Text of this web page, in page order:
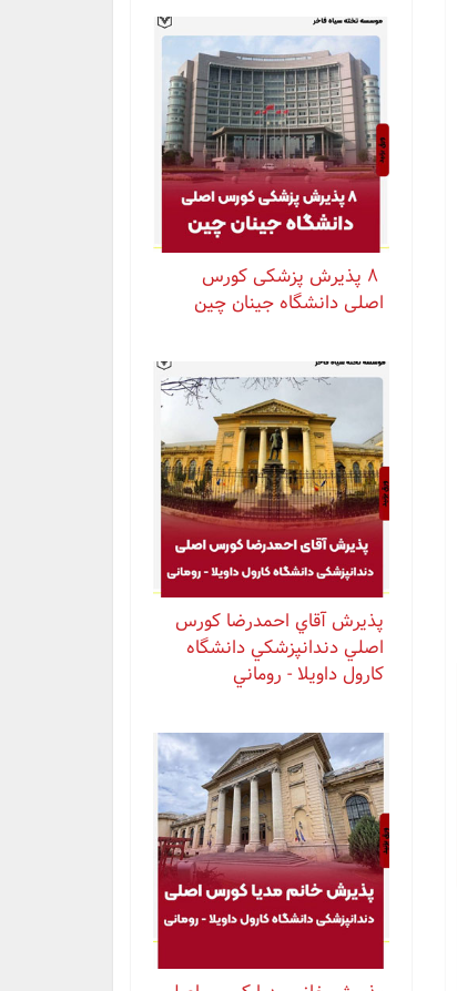
اصلی دانشگاه جینان چین
پذيرش آقاي احمدرضا كورس
اصلي دندانپزشكي دانشگاه
كارول داويلا - روماني